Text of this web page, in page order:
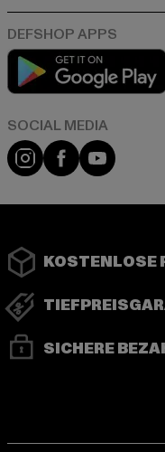
Instagram
FacebookYouTube
KOSTENLOSE
SICHERE